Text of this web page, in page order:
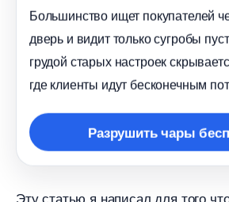
Большинство ищет покупателей
дверь и видит только сугробы
рудой старых настроек
де клиенты идут бесконечным
Разрушить чары
Эту статью я написал для того